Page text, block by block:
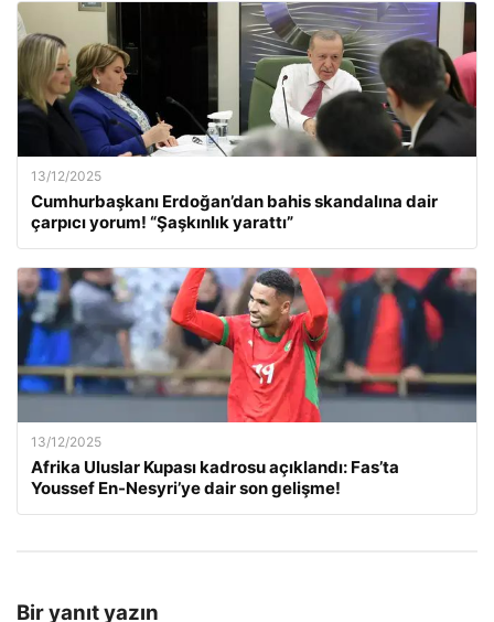
13/12/2025
Cumhurbaşkanı Erdoğan’dan bahis skandalına dair
çarpıcı yorum! “Şaşkınlık yarattı”
13/12/2025
Afrika Uluslar Kupası kadrosu açıklandı: Fas’ta
Youssef En-Nesyri’ye dair son gelişme!
Bir yanıt yazın